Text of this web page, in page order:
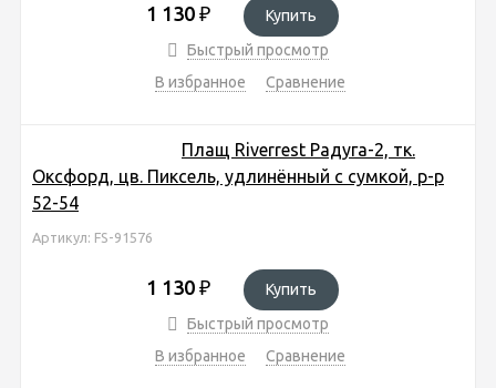
1 130 ₽
Купить
Быстрый просмотр
В избранное
Сравнение
Плащ Riverrest Радуга-2, тк.
Оксфорд, цв. Пиксель, удлинённый с сумкой, р-р
52-54
Артикул: FS-91576
1 130 ₽
Купить
Быстрый просмотр
В избранное
Сравнение